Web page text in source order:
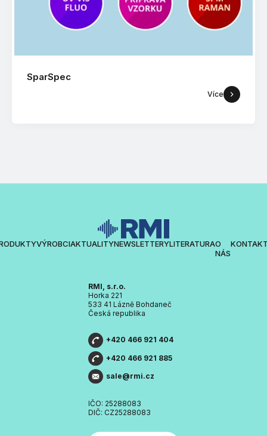
SparSpec
Více
VÝROBCIAKTUALITYNEWSLETTERYLITERATURAO
NÁS
RMI, s.r.o.
Horka 221
533 41 Lázně Bohdaneč
Česká republika
+420 466 921 404
+420 466 921 885
sale@rmi.cz
IČO: 25288083
DIČ: CZ25288083